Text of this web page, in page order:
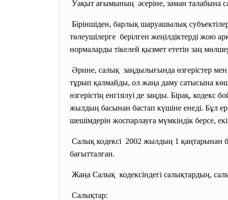
Уақыт ағымының әсеріне, заман талабына
Біріншіден, барлық шаруашылық
төлеушілерге берілген жеңілдіктерді жою
нормаларды тікелей қызмет ететін заң
Әрине, салық заңдылығында өзгерістер
тұрып қалмайды, ол жаңа даму сатысына
өзгерістің енгізілуі де заңды. Бірақ, кодекс
жылдың басынан бастап күшіне енеді. Бұл
шешімдерін жоспарлауға мүмкіндік берсе,
Салық кодексі 2002 жылдың 1 қаңтарынан
бағытталған.
Жаңа Салық кодексіндегі салықтардың,
Салықтар: